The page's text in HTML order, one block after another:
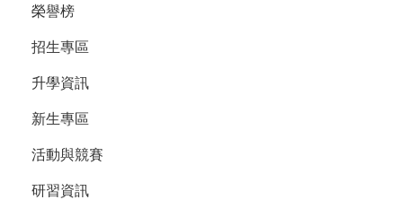
榮譽榜
招生專區
升學資訊
新生專區
活動與競賽
研習資訊